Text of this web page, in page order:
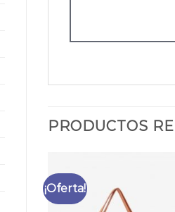
PRODUCTOS
¡Oferta!